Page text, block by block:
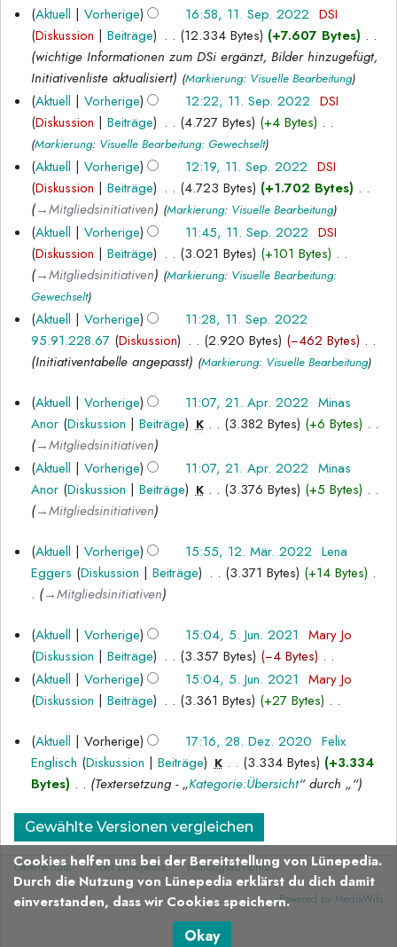
m
m
e
n
f
a
s
s
u
n
g
a
r
b
e
i
t
u
n
g
s
z
u
s
a
m
m
e
n
a
s
s
u
n
g
e
B
e
a
r
b
e
i
t
u
n
g
s
z
s
a
m
m
e
n
f
a
s
s
u
n
e
i
n
e
B
e
a
r
b
e
i
t
u
n
g
s
z
u
s
a
m
m
e
n
f
a
s
n
g
Aktuell Vorherige 16:58, 11. Sep. 2022 DSI
Diskussion
Beiträge 12.334 Bytes +7.607 Bytes
wichtige Informationen zum DSi ergänzt, Bilder hinzugefügt,
Initiativenliste aktualisiert
Markierung: Visuelle Bearbeitung
Aktuell Vorherige 12:22, 11. Sep. 2022 DSI
Diskussion
Beiträge 4.727 Bytes +4 Bytes
K
e
i
n
e
B
e
a
r
b
e
t
u
n
g
s
z
s
a
e
n
f
a
s
u
n
Markierung: Visuelle Bearbeitung: Gewechselt
Aktuell Vorherige 12:19, 11. Sep. 2022 DSI
Diskussion
Beiträge 4.723 Bytes +1.702 Bytes
→‎Mitgliedsinitiativen
Markierung: Visuelle Bearbeitung
Aktuell Vorherige 11:45, 11. Sep. 2022 DSI
Diskussion
Beiträge 3.021 Bytes +101 Bytes
→‎Mitgliedsinitiativen
Markierung: Visuelle Bearbeitung:
Gewechselt
Aktuell Vorherige
11:28, 11. Sep. 2022
95.91.228.67 Diskussion 2.920 Bytes −462 Bytes
Initiativentabelle angepasst
Markierung: Visuelle Bearbeitung
21.
April
2022
Aktuell Vorherige 11:07, 21. Apr. 2022 Minas
Anor Diskussion Beiträge ‎K 3.382 Bytes +6 Bytes
→‎Mitgliedsinitiativen
Aktuell
Vorherige 11:07, 21. Apr. 2022 Minas
Anor Diskussion Beiträge ‎K 3.376 Bytes +5 Bytes
→‎Mitgliedsinitiativen
12.
März
2022
Aktuell Vorherige 15:55, 12. Mär. 2022 Lena
Eggers Diskussion Beiträge 3.371 Bytes +14 Bytes
→‎Mitgliedsinitiativen
5.
Juni
2021
Aktuell Vorherige 15:04, 5. Jun. 2021 Mary Jo
Diskussion
Beiträge 3.357 Bytes −4 Bytes
K
e
n
e
B
a
r
b
e
i
Aktuell Vorherige 15:04, 5. Jun. 2021 Mary Jo
Diskussion
Beiträge 3.361 Bytes +27 Bytes
e
i
n
B
e
a
r
b
28.
Dezember
2020
Aktuell Vorherige 17:16, 28. Dez. 2020 Felix
Englisch Diskussion Beiträge ‎K 3.334 Bytes
+3.334
Bytes
Textersetzung - „Kategorie:Übersicht“ durch „“
Cookies helfen uns bei der Bereitstellung von Lünepedia.
Durch die Nutzung von Lünepedia erklärst du dich damit
einverstanden, dass wir Cookies speichern.
Okay
Datenschutz Über Lünepedia
Haftungsausschluss
Powered by MediaWiki